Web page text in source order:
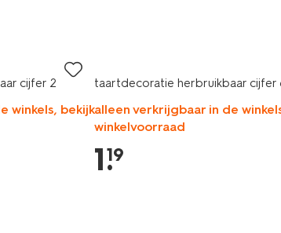
cijfer 2
winkels, bekijk
taartdecoratie herbruikbaar cijfer
alleen verkrijgbaar in de
winkelvoorraad
1.
19